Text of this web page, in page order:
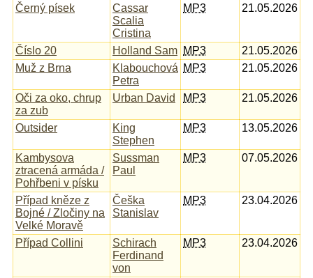
Černý písek
Cassar
Scalia
Cristina
MP3 21.05.2026
Číslo 20 Holland Sam MP3
21.05.2026
Muž z Brna
Klabouchová
Petra
MP3 21.05.2026
Oči za oko, chrup
za zub
Urban David MP3 21.05.2026
Outsider
King
Stephen
MP3 13.05.2026
Kambysova
ztracená armáda /
Pohřbeni v písku
Sussman
Paul
MP3 07.05.2026
Případ kněze z
Bojné / Zločiny na
Velké Moravě
Češka
Stanislav
MP3 23.04.2026
Případ Collini
Schirach
Ferdinand
von
MP3 23.04.2026